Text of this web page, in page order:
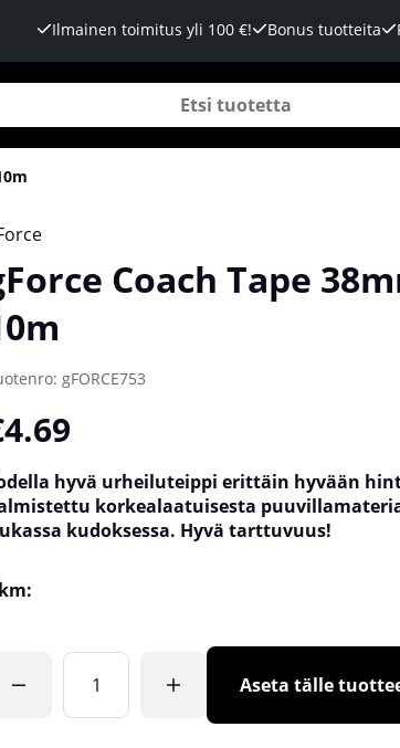
Ilmainen toimitus yli 100 €! Bonus tuotteita
Coach Tape
gFORCE753
hyvä urheiluteippi erittäin hyvään
korkealaatuisesta
kudoksessa. Hyvä tarttuvuus!
Aseta tälle